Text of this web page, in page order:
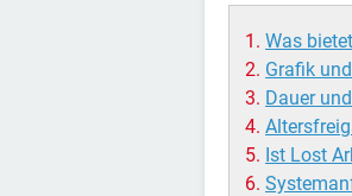
Was
Grafik
Dauer
Ist Lost